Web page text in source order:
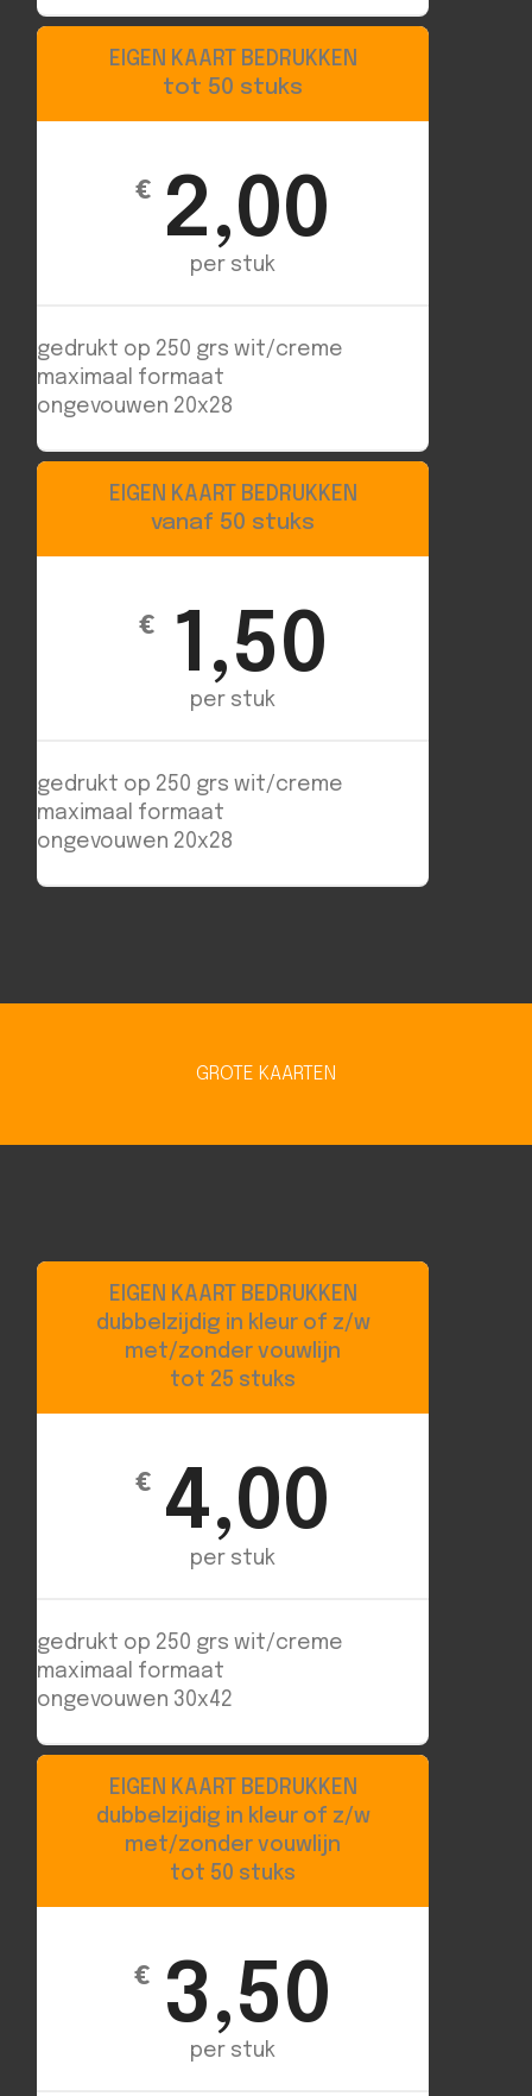
EIGEN KAART BEDRUKKEN
tot 50 stuks
€ 2,00
per stuk
gedrukt op 250 grs wit/creme
maximaal formaat
ongevouwen 20x28
EIGEN KAART BEDRUKKEN
vanaf 50 stuks
€ 1,50
per stuk
gedrukt op 250 grs wit/creme
maximaal formaat
ongevouwen 20x28
GROTE KAARTEN
EIGEN KAART BEDRUKKEN
dubbelzijdig in kleur of z/w
met/zonder vouwlijn
tot 25 stuks
€ 4,00
per stuk
gedrukt op 250 grs wit/creme
maximaal formaat
ongevouwen 30x42
EIGEN KAART BEDRUKKEN
dubbelzijdig in kleur of z/w
met/zonder vouwlijn
tot 50 stuks
€ 3,50
per stuk